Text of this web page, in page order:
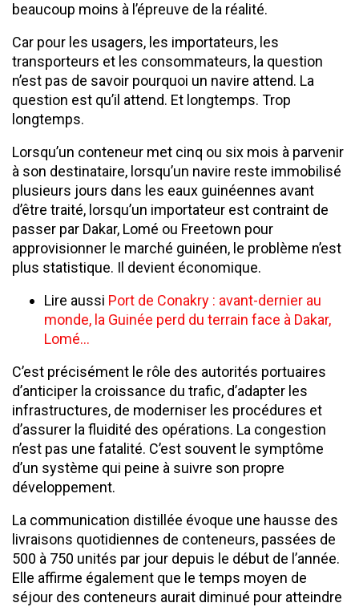
beaucoup moins à l’épreuve de la réalité.
Car pour les usagers, les importateurs, les
transporteurs et les consommateurs, la question
n’est pas de savoir pourquoi un navire attend. La
question est qu’il attend. Et longtemps. Trop
longtemps.
Lorsqu’un conteneur met cinq ou six mois à parvenir
à son destinataire, lorsqu’un navire reste immobilisé
plusieurs jours dans les eaux guinéennes avant
d’être traité, lorsqu’un importateur est contraint de
passer par Dakar, Lomé ou Freetown pour
approvisionner le marché guinéen, le problème n’est
plus statistique. Il devient économique.
Lire aussi Port de Conakry : avant-dernier au
monde, la Guinée perd du terrain face à Dakar,
Lomé…
C’est précisément le rôle des autorités portuaires
d’anticiper la croissance du trafic, d’adapter les
infrastructures, de moderniser les procédures et
d’assurer la fluidité des opérations. La congestion
n’est pas une fatalité. C’est souvent le symptôme
d’un système qui peine à suivre son propre
développement.
La communication distillée évoque une hausse des
livraisons quotidiennes de conteneurs, passées de
500 à 750 unités par jour depuis le début de l’année.
Elle affirme également que le temps moyen de
séjour des conteneurs aurait diminué pour atteindre